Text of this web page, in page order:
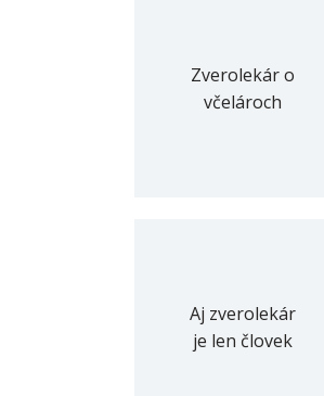
Zverolekár o
včelároch
Aj zverolekár
je len človek